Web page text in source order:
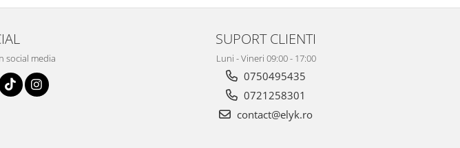
social media
SUPORT CLIENTI
Luni - Vineri 09:00 - 17:00
0750495435
0721258301
contact@elyk.ro